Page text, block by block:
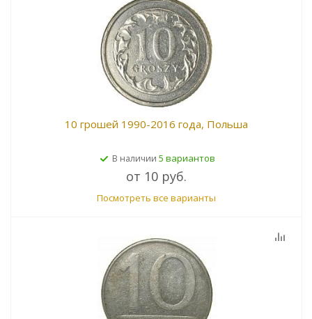
10 грошей 1990-2016 года, Польша
В наличии 5 вариантов
от 10 руб.
Посмотреть все варианты